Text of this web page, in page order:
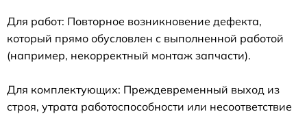
Для работ: Повторное возникновение дефекта,
который прямо обусловлен с выполненной работой
(например, некорректный монтаж запчасти).
Для комплектующих: Преждевременный выход из
строя, утрата работоспособности или несоответствие